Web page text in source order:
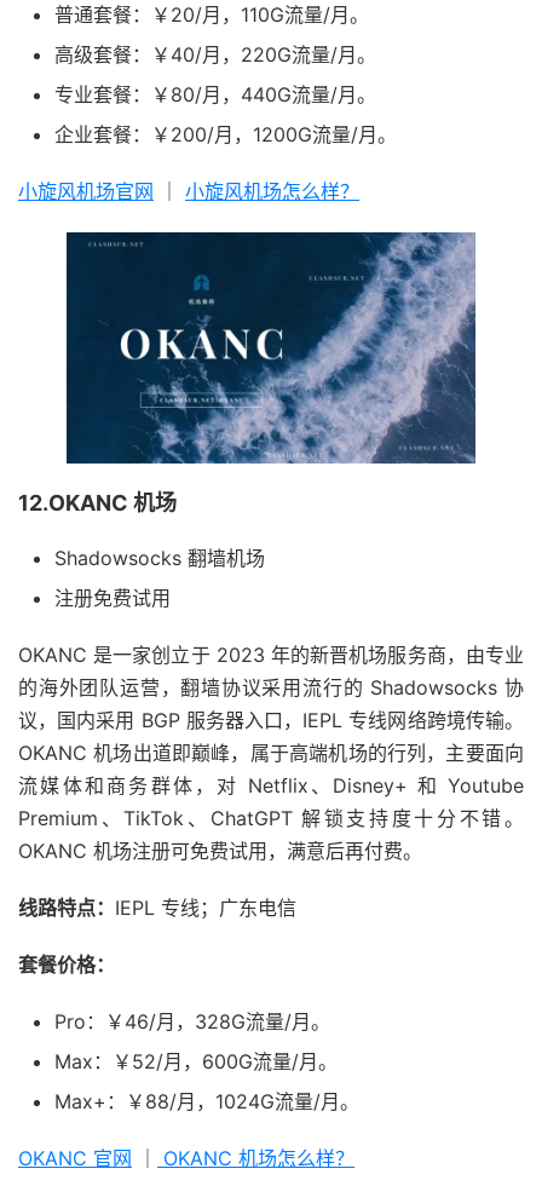
普通套餐：￥20/月，110G流量/月。
高级套餐：￥40/月，220G流量/月。
专业套餐：￥80/月，440G流量/月。
企业套餐：￥200/月，1200G流量/月。
小旋风机场官网 小旋风机场怎么样？
12.OKANC 机场
Shadowsocks 翻墙机场
注册免费试用
OKANC 是一家创立于 2023 年的新晋机场服务商，由专业
的海外团队运营，翻墙协议采用流行的 Shadowsocks 协
议，国内采用 BGP 服务器入口，IEPL 专线网络跨境传输。
OKANC 机场出道即巅峰，属于高端机场的行列，主要面向
流媒体和商务群体，对 Netflix、Disney+ 和 Youtube
Premium、TikTok、ChatGPT 解锁支持度十分不错。
OKANC 机场注册可免费试用，满意后再付费。
线路特点： IEPL 专线；广东电信
套餐价格：
Pro：￥46/月，328G流量/月。
Max：￥52/月，600G流量/月。
Max+：￥88/月，1024G流量/月。
OKANC 官网 OKANC 机场怎么样？